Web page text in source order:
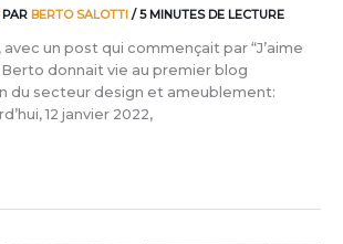
BERTO SALOTTI /5 MINUTES DE LECTURE
avec un post qui commençait par “J’aime
Berto donnait vie au premier blog
du secteur design et ameublement:
12 janvier 2022,